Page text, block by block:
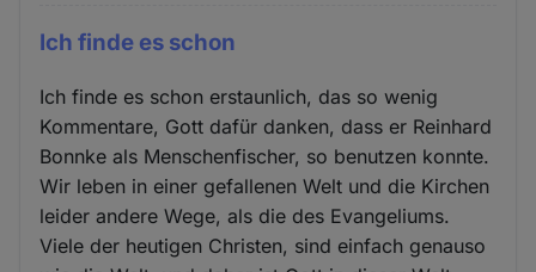
Ich finde es schon
Ich finde es schon erstaunlich, das so wenig
Kommentare, Gott dafür danken, dass er Reinhard
Bonnke als Menschenfischer, so benutzen konnte.
Wir leben in einer gefallenen Welt und die Kirchen
leider andere Wege, als die des Evangeliums.
Viele der heutigen Christen, sind einfach genauso